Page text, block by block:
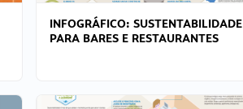
INFOGRÁFICO: SUSTENTABILIDADE
PARA BARES E RESTAURANTES